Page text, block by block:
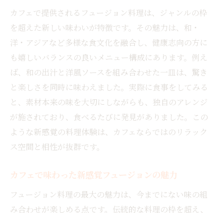
カフェで提供されるフュージョン料理は、ジャンルの枠
を超えた新しい味わいが特徴です。その魅力は、和・
洋・アジアなど多様な食文化を融合し、健康志向の方に
も嬉しいバランスの良いメニュー構成にあります。例え
ば、和の出汁と洋風ソースを組み合わせた一皿は、驚き
と楽しさを同時に味わえました。実際に食事をしてみる
と、素材本来の味を大切にしながらも、独自のアレンジ
が施されており、食べるたびに発見がありました。この
ような新感覚の料理体験は、カフェならではのリラック
ス空間と相性が抜群です。
カフェで味わった新感覚フュージョンの魅力
フュージョン料理の最大の魅力は、今までにない味の組
み合わせが楽しめる点です。伝統的な料理の枠を超え、